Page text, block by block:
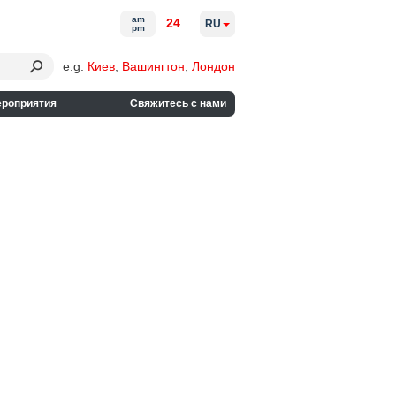
e.g. Киев Вашингтон Лондон
Свяжитесь с нами
am
pm
24 RU